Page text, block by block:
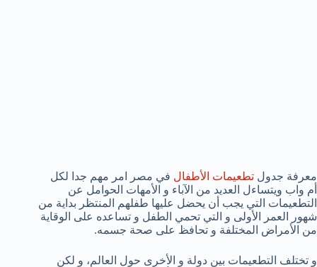
معرفة جدول تطعيمات الأطفال في مصر امر مهم جدا لكل
أم واب ويتساءل العديد من الآباء و الأمهات الحوامل عن
التطعيمات التي يجب أن يحضل عليها طفلهم المنتظر بداية من
شهور العمر الأولى و التي تحمي الطفل و تساعده على الوقاية
من الأمراض المختلفة و تحافظ على صحة جسمه.
و تختلف التطعيمات بين دولة و الأخرى حول العالم، و لكن